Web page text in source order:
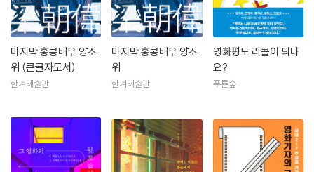
마지막 홍콩배우 양조
위 (큰글자도서)
한겨레출판
마지막 홍콩배우 양조
위
한겨레출판
영화평도 리콜이 되나
요?
푸른숲